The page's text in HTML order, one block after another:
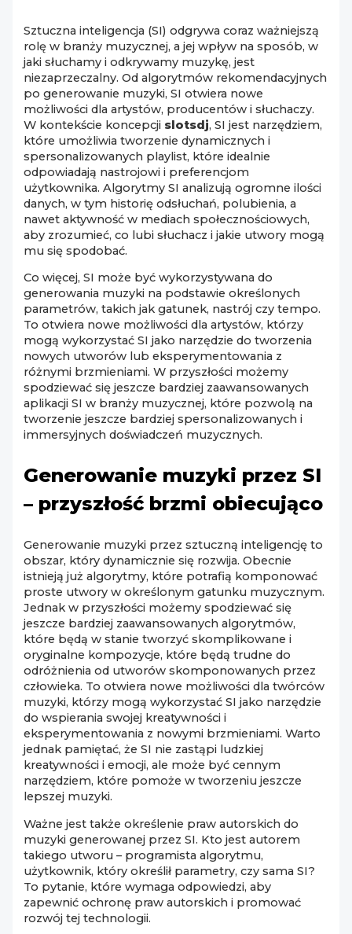
Sztuczna inteligencja (SI) odgrywa coraz ważniejszą
rolę w branży muzycznej, a jej wpływ na sposób, w
jaki słuchamy i odkrywamy muzykę, jest
niezaprzeczalny. Od algorytmów rekomendacyjnych
po generowanie muzyki, SI otwiera nowe
możliwości dla artystów, producentów i słuchaczy.
W kontekście koncepcji slotsdj, SI jest narzędziem,
które umożliwia tworzenie dynamicznych i
spersonalizowanych playlist, które idealnie
odpowiadają nastrojowi i preferencjom
użytkownika. Algorytmy SI analizują ogromne ilości
danych, w tym historię odsłuchań, polubienia, a
nawet aktywność w mediach społecznościowych,
aby zrozumieć, co lubi słuchacz i jakie utwory mogą
mu się spodobać.
Co więcej, SI może być wykorzystywana do
generowania muzyki na podstawie określonych
parametrów, takich jak gatunek, nastrój czy tempo.
To otwiera nowe możliwości dla artystów, którzy
mogą wykorzystać SI jako narzędzie do tworzenia
nowych utworów lub eksperymentowania z
różnymi brzmieniami. W przyszłości możemy
spodziewać się jeszcze bardziej zaawansowanych
aplikacji SI w branży muzycznej, które pozwolą na
tworzenie jeszcze bardziej spersonalizowanych i
immersyjnych doświadczeń muzycznych.
Generowanie muzyki przez SI
– przyszłość brzmi obiecująco
Generowanie muzyki przez sztuczną inteligencję to
obszar, który dynamicznie się rozwija. Obecnie
istnieją już algorytmy, które potrafią komponować
proste utwory w określonym gatunku muzycznym.
Jednak w przyszłości możemy spodziewać się
jeszcze bardziej zaawansowanych algorytmów,
które będą w stanie tworzyć skomplikowane i
oryginalne kompozycje, które będą trudne do
odróżnienia od utworów skomponowanych przez
człowieka. To otwiera nowe możliwości dla twórców
muzyki, którzy mogą wykorzystać SI jako narzędzie
do wspierania swojej kreatywności i
eksperymentowania z nowymi brzmieniami. Warto
jednak pamiętać, że SI nie zastąpi ludzkiej
kreatywności i emocji, ale może być cennym
narzędziem, które pomoże w tworzeniu jeszcze
lepszej muzyki.
Ważne jest także określenie praw autorskich do
muzyki generowanej przez SI. Kto jest autorem
takiego utworu – programista algorytmu,
użytkownik, który określił parametry, czy sama SI?
To pytanie, które wymaga odpowiedzi, aby
zapewnić ochronę praw autorskich i promować
rozwój tej technologii.